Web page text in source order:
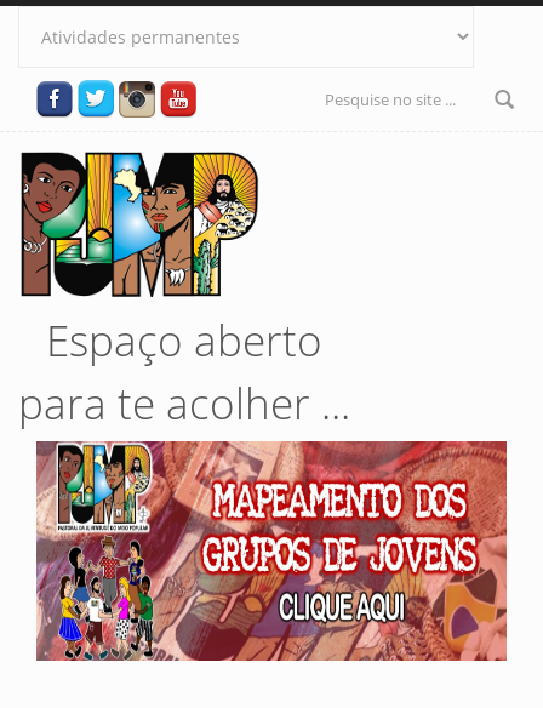
Pular para o conteúdo principal
Formulário
Espaço aberto
para te acolher ...